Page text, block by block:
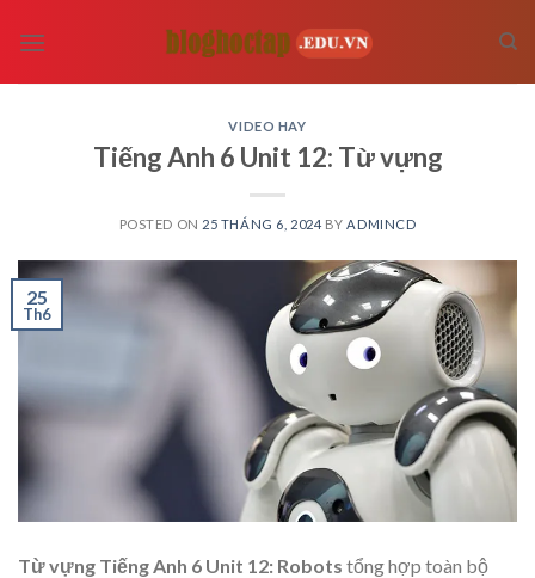
VIDEO HAY
Tiếng Anh 6 Unit 12: Từ vựng
POSTED ON 25 THÁNG 6, 2024 BY ADMINCD
25
Th6
Từ vựng Tiếng Anh 6 Unit 12: Robots tổng hợp toàn bộ